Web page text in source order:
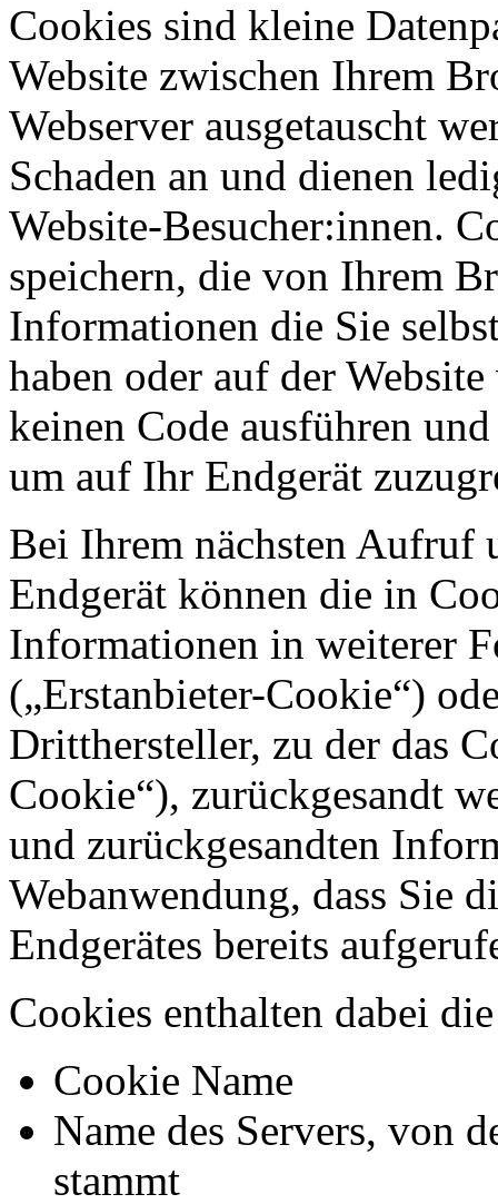
Cookies sind kleine
Website zwischen Ihrem
Webserver ausgetauscht
Schaden an und dienen
Website-Besucher:innen.
speichern, die von Ihrem
Informationen die Sie
haben oder auf der
keinen Code ausführen
um auf Ihr Endgerät
Bei Ihrem nächsten Aufruf
Endgerät können die in
Informationen in weiterer
(„Erstanbieter-Cookie“)
Dritthersteller, zu der das
Cookie“), zurückgesandt
und zurückgesandten
Webanwendung, dass Sie
Endgerätes bereits
Cookies enthalten dabei
Cookie Name
Name des Servers, von
stammt